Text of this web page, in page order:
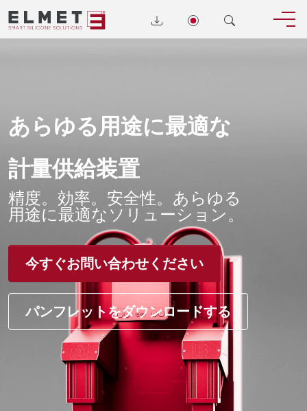
あらゆる用途に最適な
計量供給装置
精度。効率。安全性。あらゆる
用途に最適なソリューション。
今すぐお問い合わせください
パンフレットをダウンロードする